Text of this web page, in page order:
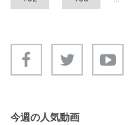
今週の人気動画